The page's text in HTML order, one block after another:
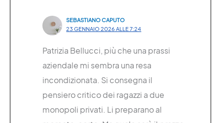
SEBASTIANO CAPUTO
23 GENNAIO 2026 ALLE 7:24
Patrizia Bellucci, più che una prassi
aziendale mi sembra una resa
incondizionata. Si consegna il
pensiero critico dei ragazzi a due
monopoli privati. Li preparano al